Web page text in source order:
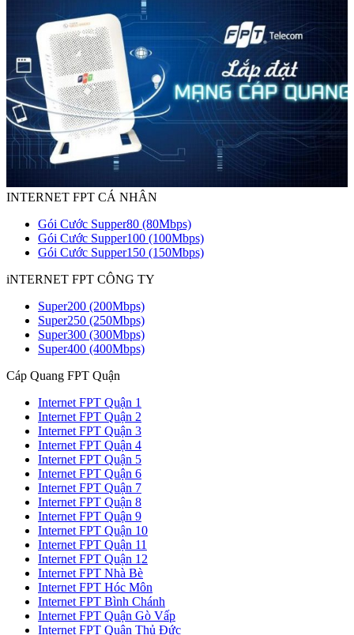
INTERNET FPT CÁ NHÂN
Gói Cước Supper80 (80Mbps)
Gói Cước Supper100 (100Mbps)
Gói Cước Supper150 (150Mbps)
iNTERNET FPT CÔNG TY
Super200 (200Mbps)
Super250 (250Mbps)
Super300 (300Mbps)
Super400 (400Mbps)
Cáp Quang FPT Quận
Internet FPT Quận 1
Internet FPT Quận 2
Internet FPT Quận 3
Internet FPT Quận 4
Internet FPT Quận 5
Internet FPT Quận 6
Internet FPT Quận 7
Internet FPT Quận 8
Internet FPT Quận 9
Internet FPT Quận 10
Internet FPT Quận 11
Internet FPT Quận 12
Internet FPT Nhà Bè
Internet FPT Hóc Môn
Internet FPT Bình Chánh
Internet FPT Quận Gò Vấp
Internet FPT Quận Thủ Đức